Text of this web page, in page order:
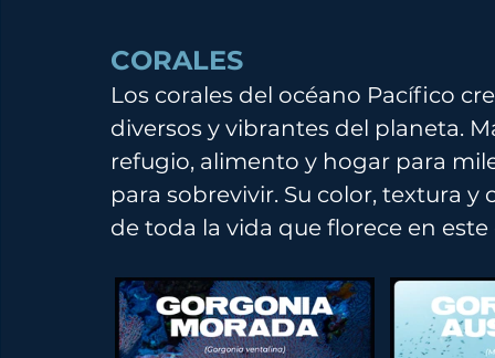
CORALES
Los corales del océano Pacífico
diversos y vibrantes del planeta.
refugio, alimento y hogar para
para sobrevivir. Su color, textura y
de toda la vida que florece en este